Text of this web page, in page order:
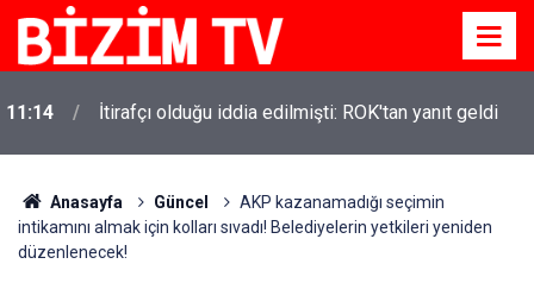
11:14 İtirafçı olduğu iddia edilmişti: ROK'tan yanıt geldi
Anasayfa Güncel
AKP kazanamadığı seçimin
intikamını almak için kolları sıvadı! Belediyelerin yetkileri yeniden
düzenlenecek!